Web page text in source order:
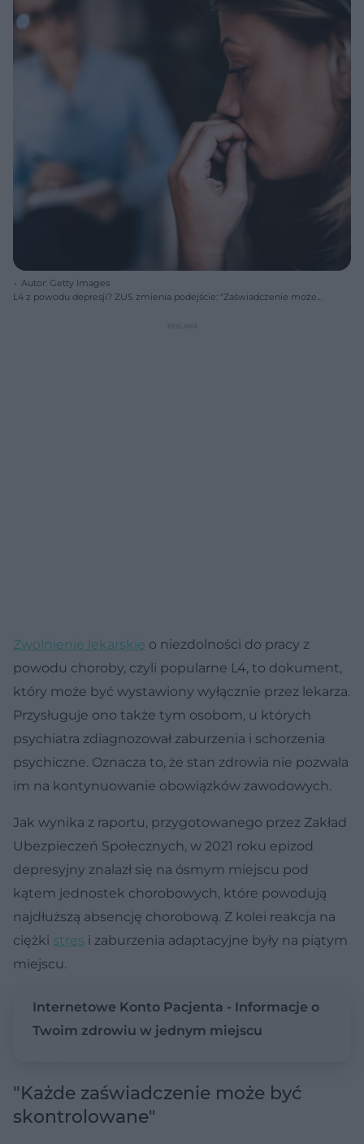
Autor: Getty Images
L4 z powodu depresji? ZUS zmienia podejście: "Zaświadczenie może
Zwolnienie lekarskie o niezdolności do pracy z
powodu choroby, czyli popularne L4, to dokument,
który może być wystawiony wyłącznie przez lekarza.
Przysługuje ono także tym osobom, u których
psychiatra zdiagnozował zaburzenia i schorzenia
psychiczne. Oznacza to, że stan zdrowia nie pozwala
im na kontynuowanie obowiązków zawodowych.
Jak wynika z raportu, przygotowanego przez Zakład
Ubezpieczeń Społecznych, w 2021 roku epizod
depresyjny znalazł się na ósmym miejscu pod
kątem jednostek chorobowych, które powodują
najdłuższą absencję chorobową. Z kolei reakcja na
ciężki stres i zaburzenia adaptacyjne były na piątym
miejscu.
Internetowe Konto Pacjenta - Informacje o
Twoim zdrowiu w jednym miejscu
"Każde zaświadczenie może być
skontrolowane"